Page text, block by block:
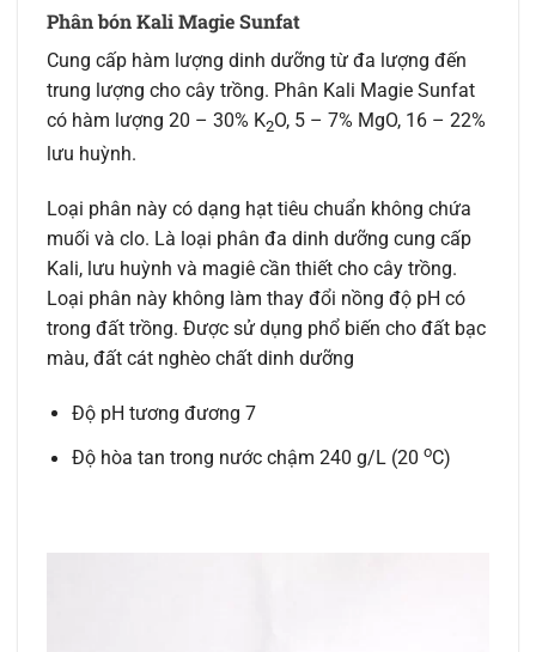
Phân bón Kali Magie Sunfat
Cung cấp hàm lượng dinh dưỡng từ đa lượng đến
trung lượng cho cây trồng. Phân Kali Magie Sunfat
có hàm lượng 20 – 30% K2O, 5 – 7% MgO, 16 – 22%
lưu huỳnh.
Loại phân này có dạng hạt tiêu chuẩn không chứa
muối và clo. Là loại phân đa dinh dưỡng cung cấp
Kali, lưu huỳnh và magiê cần thiết cho cây trồng.
Loại phân này không làm thay đổi nồng độ pH có
trong đất trồng. Được sử dụng phổ biến cho đất bạc
màu, đất cát nghèo chất dinh dưỡng
Độ pH tương đương 7
Độ hòa tan trong nước chậm 240 g/L (20 oC)